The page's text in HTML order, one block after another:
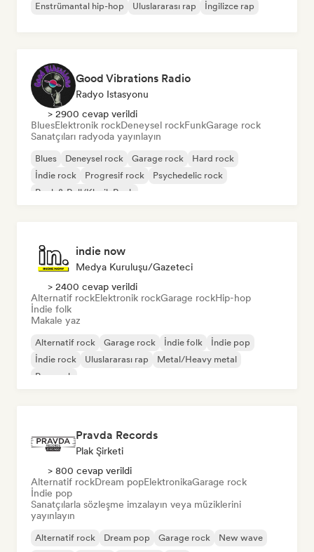
Enstrümantal hip-hop
Uluslararası rap İngilizce rap
Good Vibrations Radio
Radyo Istasyonu
> 2900 cevap verildi
BluesElektronik rockDeneysel rockFunkGarage rock
Sanatçıları radyoda yayınlayın
Blues Deneysel rock Garage rock
Hard rock
İndie rock
Progresif rock
Psychedelic rock
Rock & Roll/Klasik Rock
indie now
Medya Kuruluşu/Gazeteci
> 2400 cevap verildi
Alternatif rockElektronik rockGarage rockHip-hop
İndie folk
Makale yaz
Alternatif rock Garage rock İndie folk
İndie pop
İndie rock
Uluslararası rap
Metal/Heavy metal
Pop rock
Pravda Records
Plak Şirketi
> 800 cevap verildi
Alternatif rockDream popElektronikaGarage rock
İndie pop
Sanatçılarla sözleşme imzalayın veya müziklerini
yayınlayın
Alternatif rock Dream pop Garage rock
New wave